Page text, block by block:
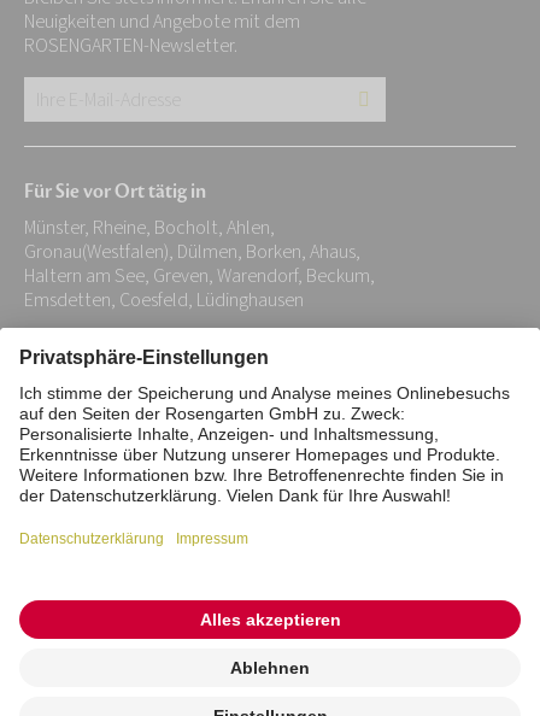
Neuigkeiten und Angebote mit dem
ROSENGARTEN-Newsletter.
E-
Adresse:
*
Für Sie vor Ort tätig in
Münster, Rheine, Bocholt, Ahlen,
Gronau(Westfalen), Dülmen, Borken, Ahaus,
Haltern am See, Greven, Warendorf, Beckum,
Emsdetten, Coesfeld, Lüdinghausen
Impressum Datenschutz
Stiftung
Interne Meldestelle
Zahlungsmittel
Barrierefreiheitserklärung
Vertrag widerrufen
© 2026 ROSENGARTEN-Tierbestattung